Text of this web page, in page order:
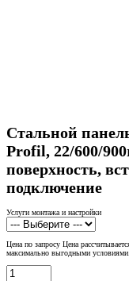
Стальной
Profil, 22/600/
поверхность,
подключение
Услуги монтажа и настройки
Цена по запросу Цена
максимально выгодными условиями.